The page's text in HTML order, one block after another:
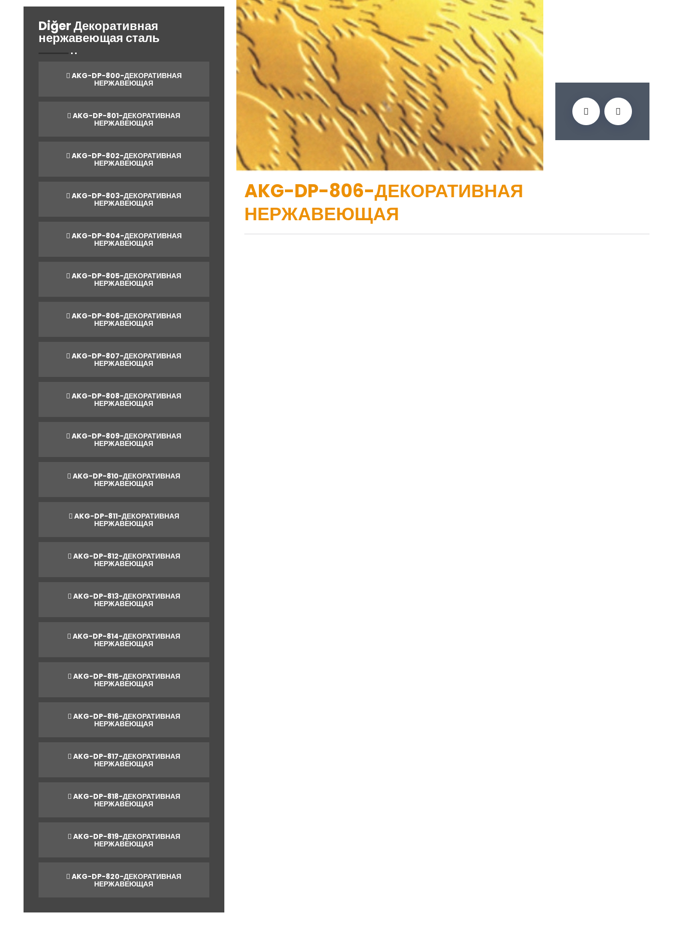
AKG-DP-806-ДЕКОРАТИВНАЯ
НЕРЖАВЕЮЩАЯ
Diğer Декоративная
нержавеющая сталь
AKG-DP-800-ДЕКОРАТИВНАЯ
НЕРЖАВЕЮЩАЯ
AKG-DP-801-ДЕКОРАТИВНАЯ
НЕРЖАВЕЮЩАЯ
AKG-DP-802-ДЕКОРАТИВНАЯ
НЕРЖАВЕЮЩАЯ
AKG-DP-803-ДЕКОРАТИВНАЯ
НЕРЖАВЕЮЩАЯ
AKG-DP-804-ДЕКОРАТИВНАЯ
НЕРЖАВЕЮЩАЯ
AKG-DP-805-ДЕКОРАТИВНАЯ
НЕРЖАВЕЮЩАЯ
AKG-DP-806-ДЕКОРАТИВНАЯ
НЕРЖАВЕЮЩАЯ
AKG-DP-807-ДЕКОРАТИВНАЯ
НЕРЖАВЕЮЩАЯ
AKG-DP-808-ДЕКОРАТИВНАЯ
НЕРЖАВЕЮЩАЯ
AKG-DP-809-ДЕКОРАТИВНАЯ
НЕРЖАВЕЮЩАЯ
AKG-DP-810-ДЕКОРАТИВНАЯ
НЕРЖАВЕЮЩАЯ
AKG-DP-811-ДЕКОРАТИВНАЯ
НЕРЖАВЕЮЩАЯ
AKG-DP-812-ДЕКОРАТИВНАЯ
НЕРЖАВЕЮЩАЯ
AKG-DP-813-ДЕКОРАТИВНАЯ
НЕРЖАВЕЮЩАЯ
AKG-DP-814-ДЕКОРАТИВНАЯ
НЕРЖАВЕЮЩАЯ
AKG-DP-815-ДЕКОРАТИВНАЯ
НЕРЖАВЕЮЩАЯ
AKG-DP-816-ДЕКОРАТИВНАЯ
НЕРЖАВЕЮЩАЯ
AKG-DP-817-ДЕКОРАТИВНАЯ
НЕРЖАВЕЮЩАЯ
AKG-DP-818-ДЕКОРАТИВНАЯ
НЕРЖАВЕЮЩАЯ
AKG-DP-819-ДЕКОРАТИВНАЯ
НЕРЖАВЕЮЩАЯ
AKG-DP-820-ДЕКОРАТИВНАЯ
НЕРЖАВЕЮЩАЯ